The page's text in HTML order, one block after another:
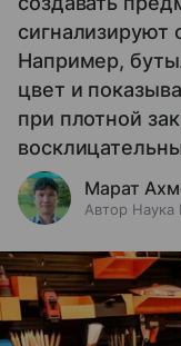
сигнализируют
Например,
цвет и
при плотной
Марат
Автор Наука